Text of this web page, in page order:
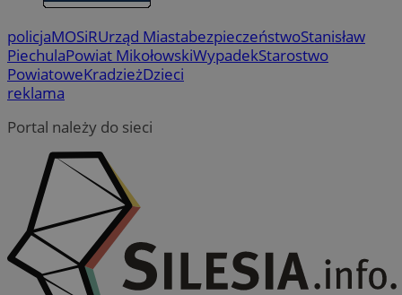
policjaMOSiRUrząd MiastabezpieczeństwoStanisław
PiechulaPowiat MikołowskiWypadekStarostwo
PowiatoweKradzieżDzieci
reklama
Portal należy do sieci